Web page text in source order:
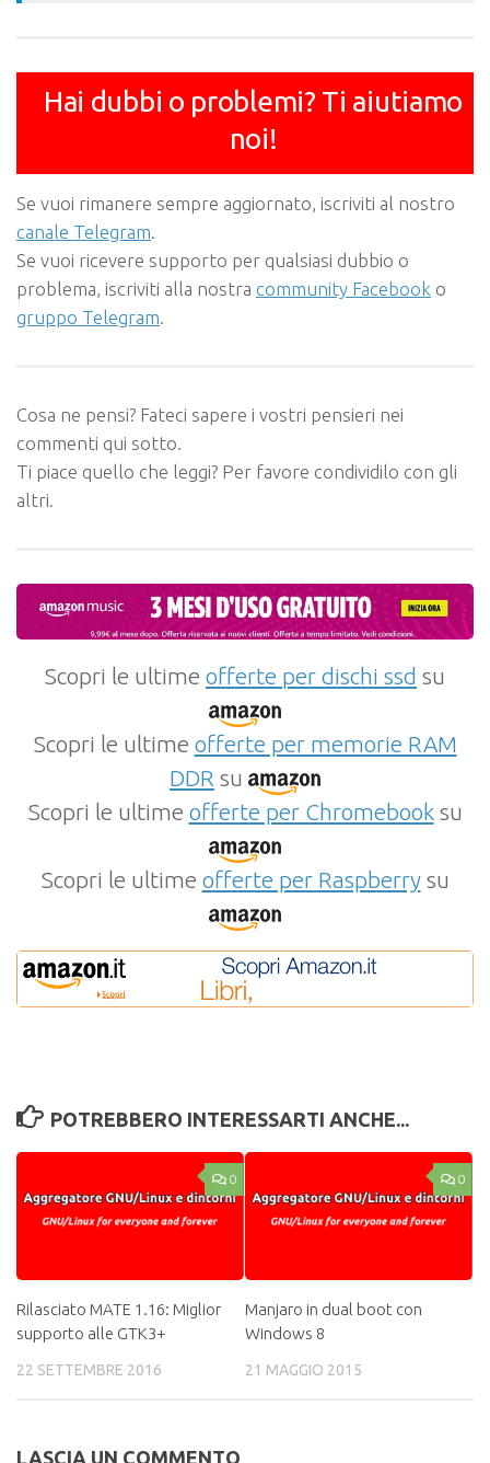
Hai dubbi o problemi? Ti aiutiamo
noi!
Se vuoi rimanere sempre aggiornato, iscriviti al nostro
canale Telegram
Se vuoi ricevere supporto per qualsiasi dubbio o
problema, iscriviti alla nostra community Facebook o
gruppo Telegram
Cosa ne pensi? Fateci sapere i vostri pensieri nei
commenti qui sotto.
Ti piace quello che leggi? Per favore condividilo con gli
altri.
Scopri le ultime offerte per dischi ssd su
Scopri le ultime offerte per memorie RAM
DDR su
Scopri le ultime offerte per Chromebooksu
Scopri le ultime offerte per Raspberrysu
POTREBBERO INTERESSARTI ANCHE...
0
Rilasciato MATE 1.16: Miglior
supporto alle GTK3+
22 SETTEMBRE 2016
0
Manjaro in dual boot con
Windows 8
21 MAGGIO 2015
LASCIA UN COMMENTO